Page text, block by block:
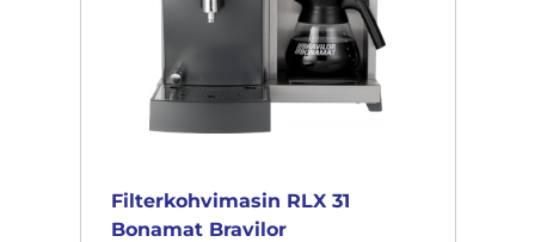
Filterkohvimasin RLX 31
Bonamat Bravilor